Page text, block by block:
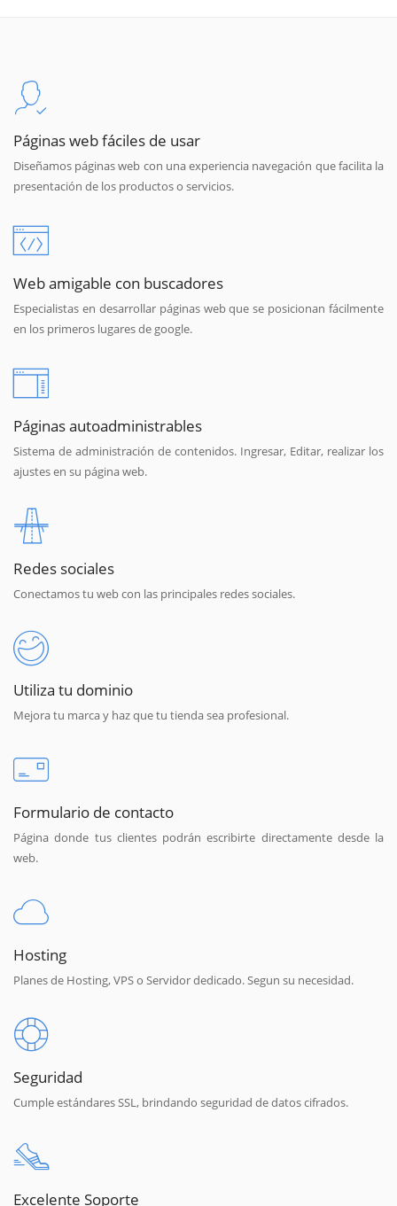
Páginas web fáciles de usar
Diseñamos páginas web con una experiencia navegación que facilita la
presentación de los productos o servicios.
Web amigable con buscadores
Especialistas en desarrollar páginas web que se posicionan fácilmente
en los primeros lugares de google.
Páginas autoadministrables
Sistema de administración de contenidos. Ingresar, Editar, realizar los
ajustes en su página web.
Redes sociales
Conectamos tu web con las principales redes sociales.
Utiliza tu dominio
Mejora tu marca y haz que tu tienda sea profesional.
Formulario de contacto
Página donde tus clientes podrán escribirte directamente desde la
web.
Hosting
Planes de Hosting, VPS o Servidor dedicado. Segun su necesidad.
Seguridad
Cumple estándares SSL, brindando seguridad de datos cifrados.
Excelente Soporte